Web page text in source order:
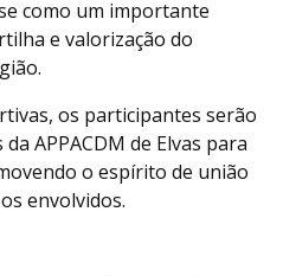
como um importante
e valorização do
os participantes serão
APPACDM de Elvas para
o espírito de união
envolvidos.